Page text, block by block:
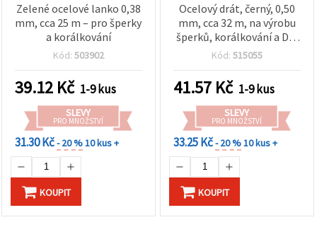
Zelené ocelové lanko 0,38
mm, cca 25 m – pro šperky
a korálkování
Kód: 503902
39.12 Kč 1-9 kus
SLEVY
PRO MNOŽSTVÍ
31.30 Kč- 20 %10 kus +
KOUPIT
Ocelový drát, černý, 0,50
mm, cca 32 m, na výrobu
šperků, korálkování a DIY
tvoření
Kód: 515055
41.57 Kč 1-9 kus
SLEVY
PRO MNOŽSTVÍ
33.25 Kč- 20 %10 kus +
KOUPIT